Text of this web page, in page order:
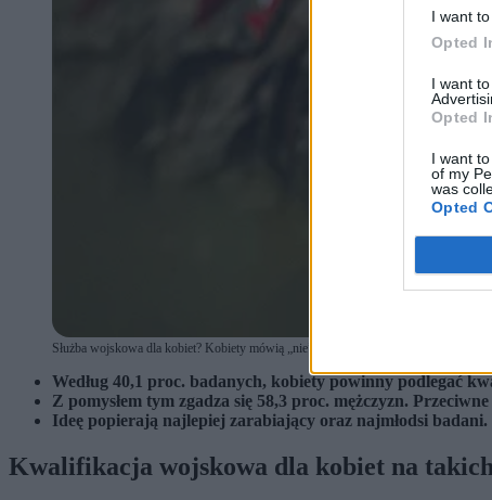
I want
Opted
I want
Opted
I want
of my
was
Opted
Służba wojskowa dla kobiet? Kobiety mówią „nie”, mężczyźni na „tak”. (fot.
Według 40,1 proc. badanych, kobiety powinny podlegać
Z pomysłem tym zgadza się 58,3 proc. mężczyzn.
Ideę popierają najlepiej zarabiający oraz najmłodsi
Kwalifikacja wojskowa dla kobiet na